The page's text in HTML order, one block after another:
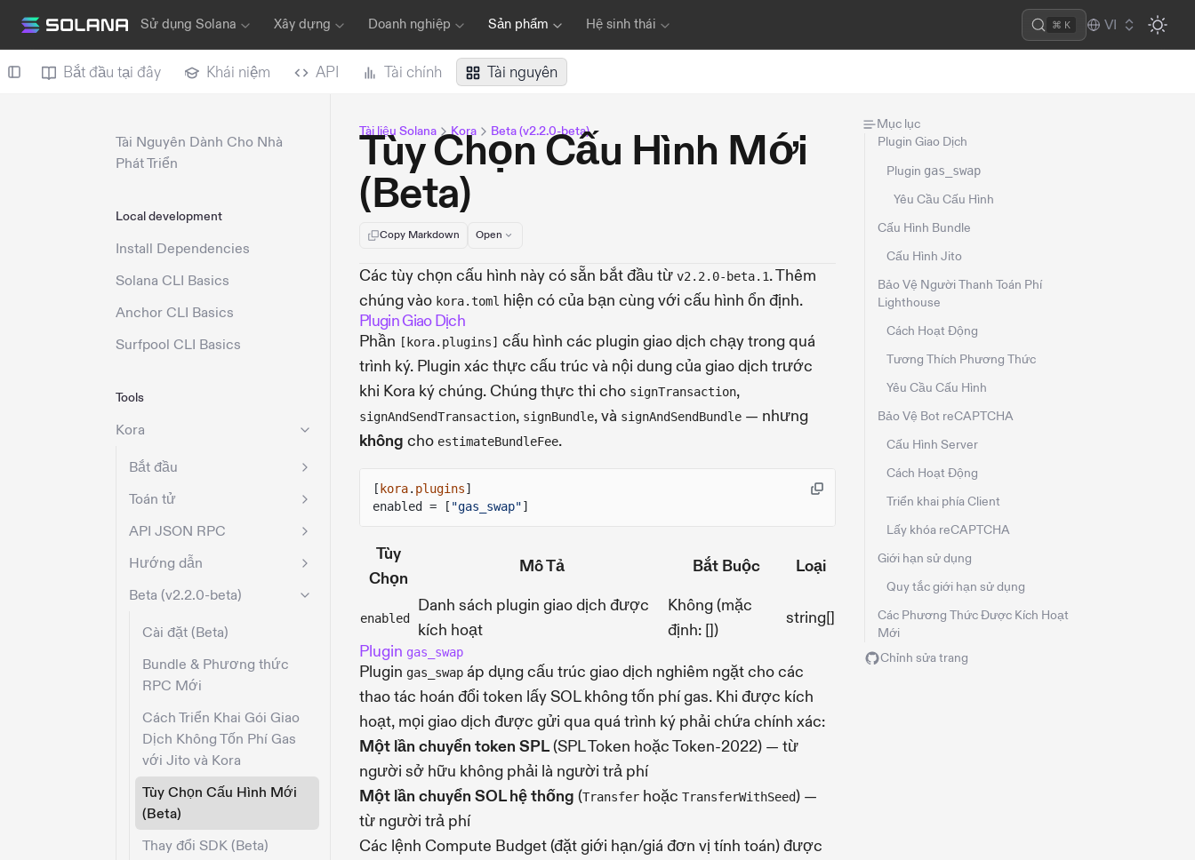
Sử dụng Solana Xây dựng Doanh nghiệp Sản phẩm Hệ sinh thái ⌘ K VI
Bắt đầu tại đây Khái niệm API Tài chính Tài nguyên
Tài Nguyên Dành Cho Nhà
Phát Triển
Local development
Install Dependencies
Solana CLI Basics
Anchor CLI Basics
Surfpool CLI Basics
Tools
Kora
Bắt đầu
Toán tử
API JSON RPC
Hướng dẫn
Beta (v2.2.0-beta)
Cài đặt (Beta)
Bundle & Phương thức
RPC Mới
Cách Triển Khai Gói Giao
Dịch Không Tốn Phí Gas
với Jito và Kora
Tùy Chọn Cấu Hình Mới
(Beta)
Thay đổi SDK (Beta)
Tài liệu Solana Kora Beta (v2.2.0-beta)
Tùy Chọn Cấu Hình Mới
(Beta)
Copy Markdown Open
Các tùy chọn cấu hình này có sẵn bắt đầu từ v2.2.0-beta.1. Thêm
chúng vào kora.toml hiện có của bạn cùng với cấu hình ổn định.
Plugin Giao Dịch
Phần [kora.plugins] cấu hình các plugin giao dịch chạy trong quá
trình ký. Plugin xác thực cấu trúc và nội dung của giao dịch trước
khi Kora ký chúng. Chúng thực thi cho signTransaction,
signAndSendTransaction, signBundle, và signAndSendBundle — nhưng
không cho estimateBundleFee.
[ kora. plugins]
enabled = [ "gas_swap"]
Tùy
Chọn
Mô Tả Bắt Buộc Loại
enabled
Danh sách plugin giao dịch được
kích hoạt
Không (mặc
định: [])
string[]
Plugin gas_swap
Plugin gas_swap áp dụng cấu trúc giao dịch nghiêm ngặt cho các
thao tác hoán đổi token lấy SOL không tốn phí gas. Khi được kích
hoạt, mọi giao dịch được gửi qua quá trình ký phải chứa chính xác:
Một lần chuyển token SPL(SPL Token hoặc Token-2022) — từ
người sở hữu không phải là người trả phí
Một lần chuyển SOL hệ thống (Transfer hoặc TransferWithSeed) —
từ người trả phí
Các lệnh Compute Budget (đặt giới hạn/giá đơn vị tính toán) được
Mục lục
Plugin Giao Dịch
Plugin gas_swap
Yêu Cầu Cấu Hình
Cấu Hình Bundle
Cấu Hình Jito
Bảo Vệ Người Thanh Toán Phí
Lighthouse
Cách Hoạt Động
Tương Thích Phương Thức
Yêu Cầu Cấu Hình
Bảo Vệ Bot reCAPTCHA
Cấu Hình Server
Cách Hoạt Động
Triển khai phía Client
Lấy khóa reCAPTCHA
Giới hạn sử dụng
Quy tắc giới hạn sử dụng
Các Phương Thức Được Kích Hoạt
Mới
Chỉnh sửa trang